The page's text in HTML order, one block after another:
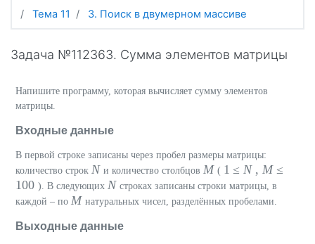
Тема 11
3. Поиск в двумерном массиве
Задача №112363. Сумма элементов матрицы
Напишите программу, которая вычисляет сумму элементов
матрицы.
Входные данные
В первой строке записаны через пробел размеры матрицы:
количество строк N и количество столбцов M ( 1 ≤ N , M ≤
100 ). В следующих N строках записаны строки матрицы, в
каждой – по M натуральных чисел, разделённых пробелами.
Выходные данные